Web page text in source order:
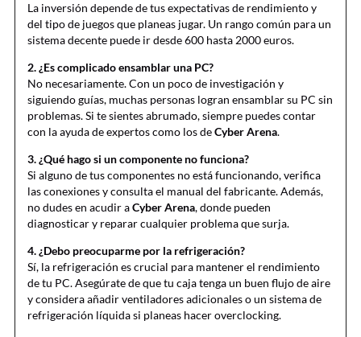
La inversión depende de tus expectativas de rendimiento y
del tipo de juegos que planeas jugar. Un rango común para un
sistema decente puede ir desde 600 hasta 2000 euros.
2. ¿Es complicado ensamblar una PC?
No necesariamente. Con un poco de investigación y
siguiendo guías, muchas personas logran ensamblar su PC sin
problemas. Si te sientes abrumado, siempre puedes contar
con la ayuda de expertos como los deCyber Arena.
3. ¿Qué hago si un componente no funciona?
Si alguno de tus componentes no está funcionando, verifica
las conexiones y consulta el manual del fabricante. Además,
no dudes en acudir aCyber Arena, donde pueden
diagnosticar y reparar cualquier problema que surja.
4. ¿Debo preocuparme por la refrigeración?
Sí, la refrigeración es crucial para mantener el rendimiento
de tu PC. Asegúrate de que tu caja tenga un buen flujo de aire
y considera añadir ventiladores adicionales o un sistema de
refrigeración líquida si planeas hacer overclocking.